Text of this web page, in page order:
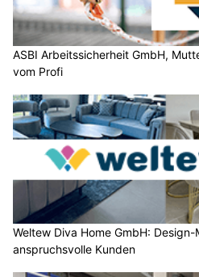
ASBI Arbeitssicherheit GmbH,
vom Profi
Weltew Diva Home GmbH:
anspruchsvolle Kunden